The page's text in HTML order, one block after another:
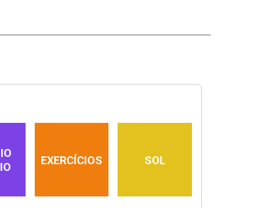
EXERCÍCIOS SOL